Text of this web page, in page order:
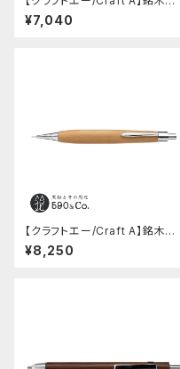
ャープペンシル2 / カヤ
¥7,040
【クラフトエー/Craft A】銘木シ
ャープペンシル2 / ルレクチェ
¥8,250